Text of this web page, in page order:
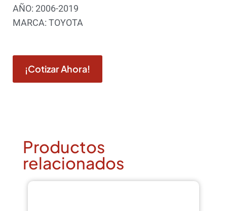
AÑO: 2006-2019
MARCA: TOYOTA
¡Cotizar Ahora!
Productos
relacionados